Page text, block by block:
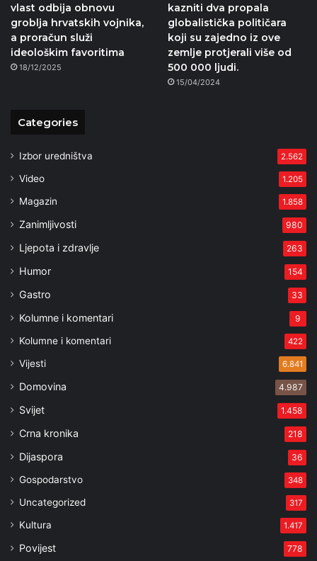
vlast odbija obnovu
groblja hrvatskih vojnika,
a proračun služi
ideološkim favoritima
18/12/2025
kazniti dva propala
globalistička političara
koji su zajedno iz ove
zemlje protjerali više od
500 000 ljudi.
15/04/2024
Categories
Izbor uredništva 2.562
Video 1.205
Magazin 1.858
Zanimljivosti 980
Ljepota i zdravlje 263
Humor 154
Gastro 33
Kolumne i komentari 9
Kolumne i komentari 422
Vijesti 6.841
Domovina 4.987
Svijet 1.458
Crna kronika 218
Dijaspora 36
Gospodarstvo 348
Uncategorized 317
Kultura 1.417
Povijest 778